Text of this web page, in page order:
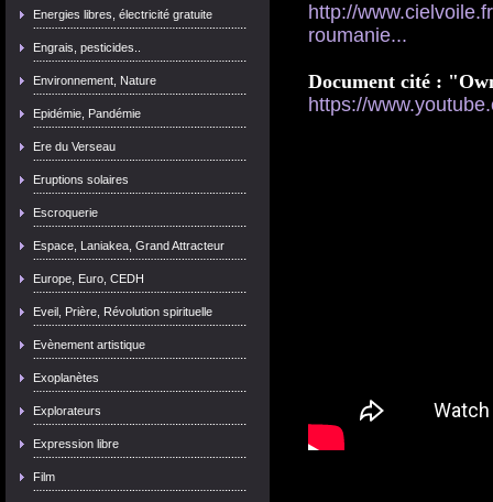
Energies libres, électricité gratuite
Engrais, pesticides..
Environnement, Nature
Epidémie, Pandémie
Ere du Verseau
Eruptions solaires
Escroquerie
Espace, Laniakea, Grand Attracteur
Europe, Euro, CEDH
Eveil, Prière, Révolution spirituelle
Evènement artistique
Exoplanètes
Explorateurs
Expression libre
Film
http://
roumanie...
Document cité :
https://